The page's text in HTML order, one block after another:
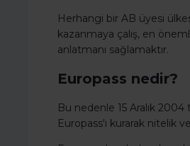
Herhangi bir AB üyesi
kazanmaya çalış, en
anlatmanı sağlamaktır.
Europass nedir?
Bu nedenle 15 Aralık
Europass'ı kurarak nitelik